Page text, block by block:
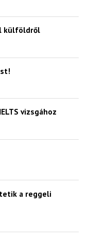
külföldről
vizsgához
a reggeli